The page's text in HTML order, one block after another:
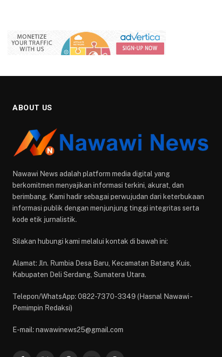
ABOUT US
Nawawi News adalah platform media digital yang
berkomitmen menyajikan informasi terkini, akurat, dan
berimbang. Kami hadir sebagai perwujudan dari keterbukaan
informasi publik dengan menjunjung tinggi integritas serta
kode etik jurnalistik.
Silakan hubungi kami melalui kontak di bawah ini:
Alamat: Jln. Rumbia Desa Baru, Kecamatan Batang Kuis,
Kabupaten Deli Serdang, Sumatera Utara.
Telepon/WhatsApp: 0822-7370-3349 (Hasnal Nawawi -
Pemimpin Redaksi)
E-mail: nawawinews25@gmail.com